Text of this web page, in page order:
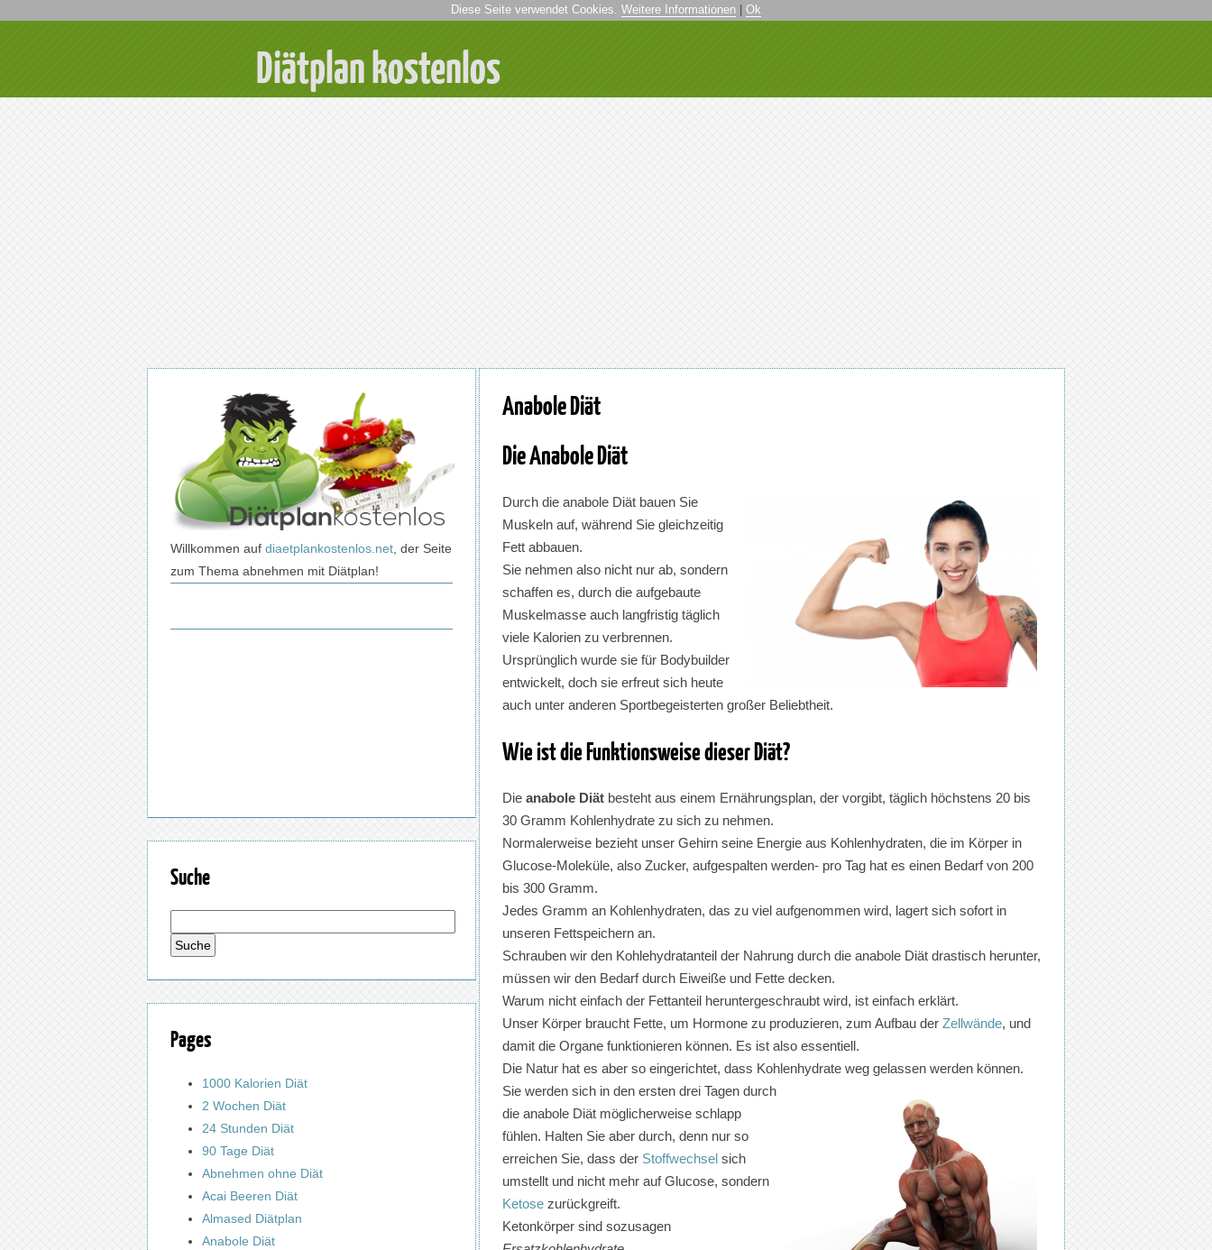
Diese Seite verwendet Cookies. Weitere Informationen Ok
Diätplan kostenlos
Anabole Diät
Die Anabole Diät
Durch die anabole Diät bauen Sie
Muskeln auf, während Sie gleichzeitig
Fett abbauen.
Sie nehmen also nicht nur ab, sondern
schaffen es, durch die aufgebaute
Muskelmasse auch langfristig täglich
viele Kalorien zu verbrennen.
Ursprünglich wurde sie für Bodybuilder
entwickelt, doch sie erfreut sich heute
auch unter anderen Sportbegeisterten großer Beliebtheit.
Wie ist die Funktionsweise dieser Diät?
Die anabole Diät besteht aus einem Ernährungsplan, der vorgibt, täglich höchstens 20 bis
30 Gramm Kohlenhydrate zu sich zu nehmen.
Normalerweise bezieht unser Gehirn seine Energie aus Kohlenhydraten, die im Körper in
Glucose-Moleküle, also Zucker, aufgespalten werden- pro Tag hat es einen Bedarf von 200
bis 300 Gramm.
Jedes Gramm an Kohlenhydraten, das zu viel aufgenommen wird, lagert sich sofort in
unseren Fettspeichern an.
Schrauben wir den Kohlehydratanteil der Nahrung durch die anabole Diät drastisch herunter,
müssen wir den Bedarf durch Eiweiße und Fette decken.
Warum nicht einfach der Fettanteil heruntergeschraubt wird, ist einfach erklärt.
Unser Körper braucht Fette, um Hormone zu produzieren, zum Aufbau der Zellwände, und
damit die Organe funktionieren können. Es ist also essentiell.
Die Natur hat es aber so eingerichtet, dass Kohlenhydrate weg gelassen werden können.
Sie werden sich in den ersten drei Tagen durch
die anabole Diät möglicherweise schlapp
fühlen. Halten Sie aber durch, denn nur so
erreichen Sie, dass der Stoffwechsel sich
umstellt und nicht mehr auf Glucose, sondern
Ketose zurückgreift.
Ketonkörper sind sozusagen
Willkommen auf diaetplankostenlos.net, der Seite
zum Thema abnehmen mit Diätplan!
Suche
Pages
1000 Kalorien Diät
2 Wochen Diät
24 Stunden Diät
90 Tage Diät
Abnehmen ohne Diät
Acai Beeren Diät
Almased Diätplan
Anabole Diät